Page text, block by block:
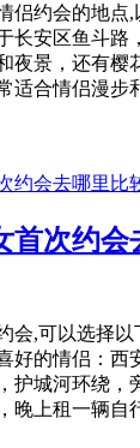
侣约会的地点
长安区鱼斗路
夜景，还有樱
适合情侣漫步
首次约会
会,可以选择
好的情侣：西
护城河环绕，
晚上租一辆自